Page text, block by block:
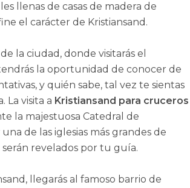
llenas de casas de madera de
el carácter de Kristiansand.
la ciudad, donde visitarás el
la oportunidad de conocer de
y quién sabe, tal vez te sientas
La visita a Kristiansand para cruceros
la majestuosa Catedral de
de las iglesias más grandes de
revelados por tu guía.
llegarás al famoso barrio de